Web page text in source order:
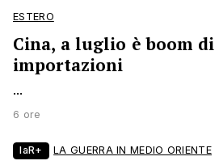
ESTERO
Cina, a luglio è boom
importazioni
...
6 ore
laR+ LA GUERRA IN MEDIO ORIENTE